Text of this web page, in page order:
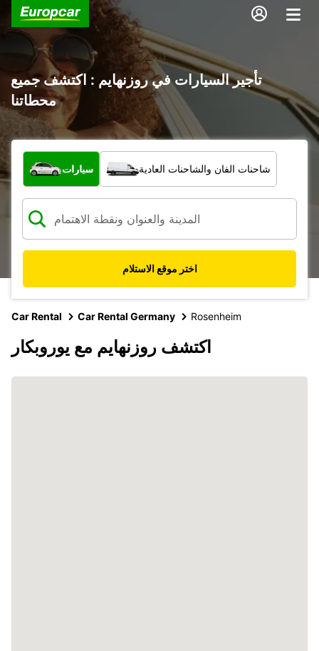
تأجير السيارات في روزنهايم : اكتشف جميع
محطاتنا
ما نوع المركبة؟
سيارات شاحنات الفان والشاحنات العادية
اختر موقع الاستلام
Car Rental Car Rental Germany Rosenheim
اكتشف روزنهايم مع يوروبكار